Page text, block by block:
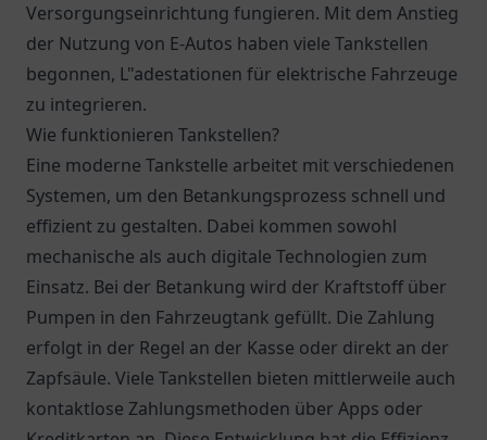
Versorgungseinrichtung fungieren. Mit dem Anstieg
der Nutzung von E-Autos haben viele Tankstellen
begonnen, L"adestationen für elektrische Fahrzeuge
zu integrieren.
Wie funktionieren Tankstellen?
Eine moderne Tankstelle arbeitet mit verschiedenen
Systemen, um den Betankungsprozess schnell und
effizient zu gestalten. Dabei kommen sowohl
mechanische als auch digitale Technologien zum
Einsatz. Bei der Betankung wird der Kraftstoff über
Pumpen in den Fahrzeugtank gefüllt. Die Zahlung
erfolgt in der Regel an der Kasse oder direkt an der
Zapfsäule. Viele Tankstellen bieten mittlerweile auch
kontaktlose Zahlungsmethoden über Apps oder